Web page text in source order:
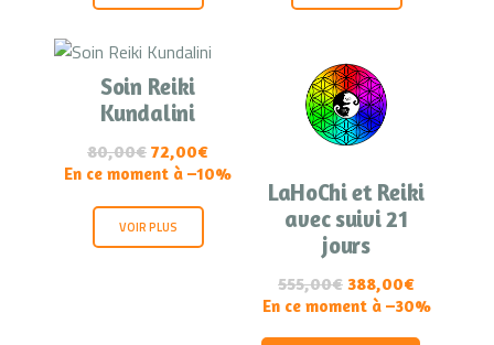
Soin Reiki
Kundalini
80,00€ 72,00€
En ce moment à –10%
VOIR PLUS
LaHoChi et Reiki
avec suivi 21
jours
555,00€ 388,00€
En ce moment à –30%